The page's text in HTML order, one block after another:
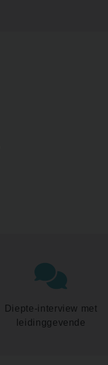
Diepte-interview met
leidinggevende